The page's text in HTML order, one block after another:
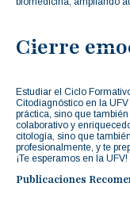
Cierre
Estudiar el Ciclo
Citodiagnóstico en la
práctica, sino que
colaborativo y
citología, sino que
profesionalmente, y te
¡Te esperamos en la UFV!
Publicaciones